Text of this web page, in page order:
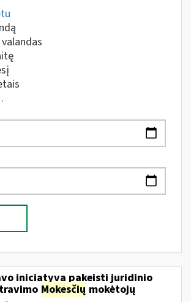
iniciatyva pakeisti juridinio
Mokesčių mokėtojų